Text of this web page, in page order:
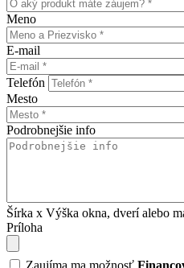
Meno
E-mail
Telefón
Mesto
Podrobnejšie info
Šírka x Výška okna, dverí alebo
Príloha
Zaujíma ma možnosť